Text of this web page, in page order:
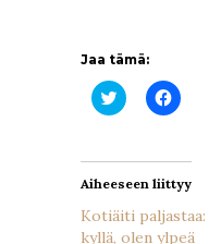
Jaa tämä:
Jaa Jaa
Aiheeseen liittyy
Kotiäiti paljastaa:
kyllä, olen ylpeä